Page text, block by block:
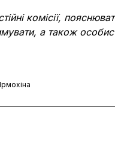
комісії,
а також